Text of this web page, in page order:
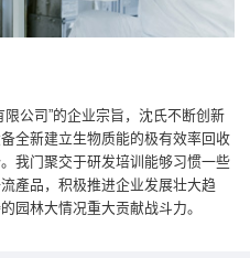
公司”的企业宗旨，沈氏不断创新
全新建立生物质能的极有效率回收
我门聚交于研发培训能够习惯一些
產品，积极推进企业发展壮大趋
园林大情况重大贡献战斗力。